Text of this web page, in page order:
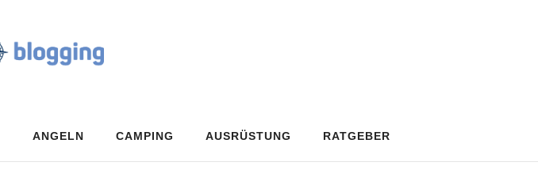
ANGELN CAMPING AUSRÜSTUNG RATGEBER